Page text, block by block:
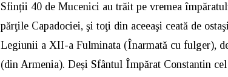
Sfinții 40 de Mucenici au trăit pe vremea
părţile Capadociei, şi toţi din aceeaşi ceată de
Legiunii a XII-a Fulminata (Înarmată cu fulger),
(din Armenia). Deși Sfântul Împărat Constantin